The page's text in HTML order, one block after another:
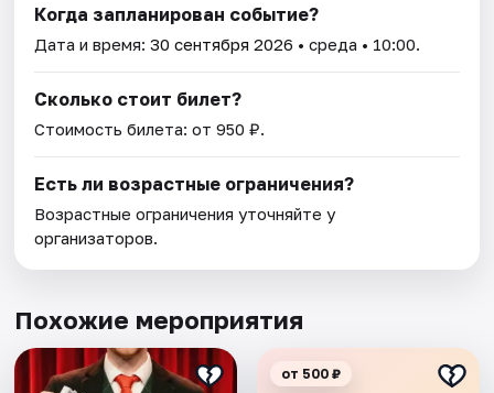
Когда запланирован событие?
Дата и время:30 сентября 2026 • среда • 10:00.
Сколько стоит билет?
Стоимость билета: от 950 ₽.
Есть ли возрастные ограничения?
Возрастные ограничения уточняйте у
организаторов.
Похожие мероприятия
от 500 ₽